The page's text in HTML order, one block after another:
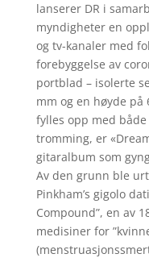
lanserer DR i
myndigheter en
og tv-kanaler med
forebyggelse av
portblad – isolerte
mm og en høyde på
fylles opp med
tromming, er
gitaralbum som
Av den grunn ble
Pinkham’s gigolo
Compound”, en av
medisiner for